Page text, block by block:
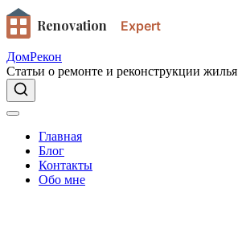
Renovation Expert
ДомРекон
Статьи о ремонте и реконструкции жилья
Главная
Блог
Контакты
Обо мне